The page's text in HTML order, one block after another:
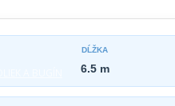
DĹŽKA
6.5 m